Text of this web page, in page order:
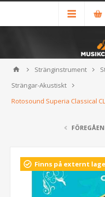
Stränginstrument
Strängar-Akustiskt
Rotosound Superia Classical
Finns på externt